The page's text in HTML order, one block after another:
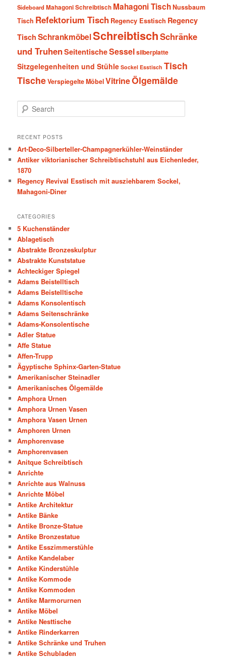
SideboardMahagoni Schreibtisch Mahagoni TischNussbaum
Tisch Refektorium Tisch Regency Esstisch Regency
Tisch SchrankmöbelSchreibtischSchränke
und TruhenSeitentischeSesselsilberplatte
Sitzgelegenheiten und Stühle Sockel Esstisch Tisch
TischeVerspiegelte MöbelVitrineÖlgemälde
e
r
h
RECENT POSTS
Art-Deco-Silberteller-Champagnerkühler-Weinständer
Antiker viktorianischer Schreibtischstuhl aus Eichenleder,
1870
Regency Revival Esstisch mit ausziehbarem Sockel,
Mahagoni-Diner
CATEGORIES
5 Kuchenständer
Ablagetisch
Abstrakte Bronzeskulptur
Abstrakte Kunststatue
Achteckiger Spiegel
Adams Beistelltisch
Adams Beistelltische
Adams Konsolentisch
Adams Seitenschränke
Adams-Konsolentische
Adler Statue
Affe Statue
Affen-Trupp
Ägyptische Sphinx-Garten-Statue
Amerikanischer Steinadler
Amerikanisches Ölgemälde
Amphora Urnen
Amphora Urnen Vasen
Amphora Vasen Urnen
Amphoren Urnen
Amphorenvase
Amphorenvasen
Anitque Schreibtisch
Anrichte
Anrichte aus Walnuss
Anrichte Möbel
Antike Architektur
Antike Bänke
Antike Bronze-Statue
Antike Bronzestatue
Antike Esszimmerstühle
Antike Kandelaber
Antike Kinderstühle
Antike Kommode
Antike Kommoden
Antike Marmorurnen
Antike Möbel
Antike Nesttische
Antike Rinderkarren
Antike Schränke und Truhen
Antike Schubladen